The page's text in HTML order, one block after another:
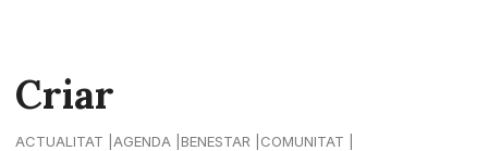
Criar
ACTUALITAT AGENDA BENESTAR
COMUNITAT